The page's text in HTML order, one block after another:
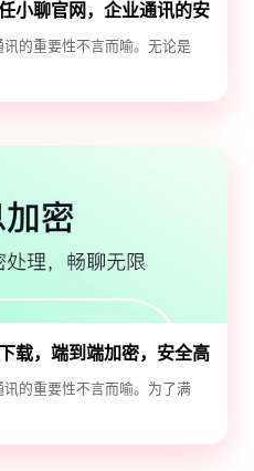
聊官网，企业通讯的安
的重要性不言而喻。无论是
载，端到端加密，安全高
的重要性不言而喻。为了满